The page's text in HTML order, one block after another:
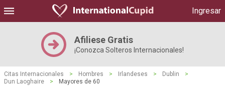
Ingresar
Afiliese Gratis
¡Conozca Solteros Internacionales!
Citas Internacionales > Hombres > Irlandeses > Dublin
>
Dun Laoghaire
> Mayores de 60